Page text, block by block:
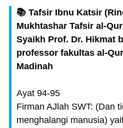
📚 Tafsir Ibnu Katsir
Mukhtashar Tafsir al-
Syaikh Prof. Dr. Hikmat
professor fakultas al-
Madinah
Ayat 94-95
Firman AJlah SWT: (Dan
menghalangi manusia)